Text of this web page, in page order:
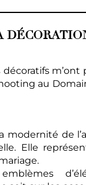
au
modernité de
Elle